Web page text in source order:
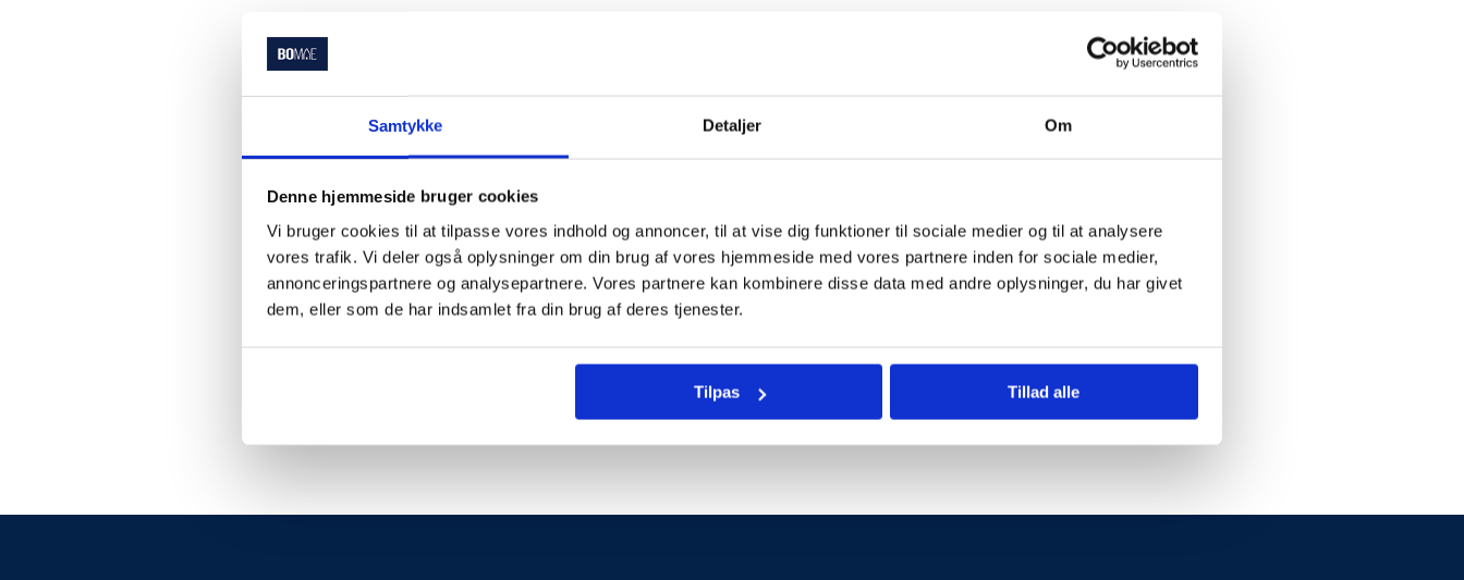
Samtykke Detaljer Om
Denne hjemmeside bruger cookies
Vi bruger cookies til at tilpasse vores indhold og annoncer, til at vise dig funktioner til sociale medier og til at analysere
vores trafik. Vi deler også oplysninger om din brug af vores hjemmeside med vores partnere inden for sociale medier,
annonceringspartnere og analysepartnere. Vores partnere kan kombinere disse data med andre oplysninger, du har givet
dem, eller som de har indsamlet fra din brug af deres tjenester.
Tilpas Tillad alle
Gå til forside